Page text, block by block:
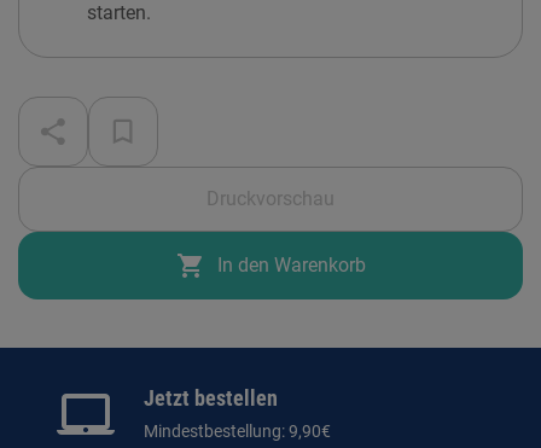
starten.
Druckvorschau
shopping_cart In den Warenkorb
Jetzt bestellen
Mindestbestellung: 9,90€